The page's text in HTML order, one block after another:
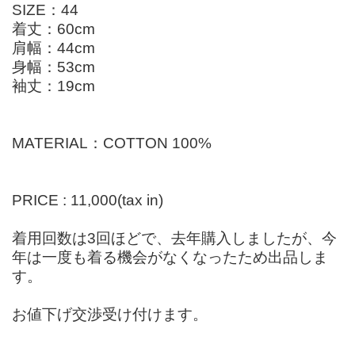
SIZE：44
着丈：60cm
肩幅：44cm
身幅：53cm
袖丈：19cm
MATERIAL：COTTON 100%
PRICE : 11,000(tax in)
着用回数は3回ほどで、去年購入しましたが、今
年は一度も着る機会がなくなったため出品しま
す。
お値下げ交渉受け付けます。